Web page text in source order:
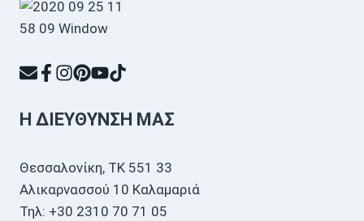
Η ΔΙΕΎΘΥΝΣΗ ΜΑΣ
Θεσσαλονίκη, ΤΚ 551 33
Αλικαρνασσού 10 Καλαμαριά
Τηλ: +30 2310 70 71 05